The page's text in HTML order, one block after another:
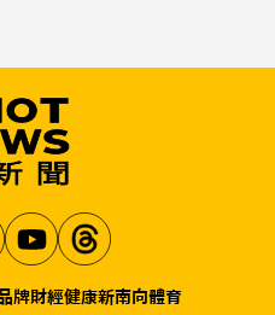
牌財經健康新南向體育